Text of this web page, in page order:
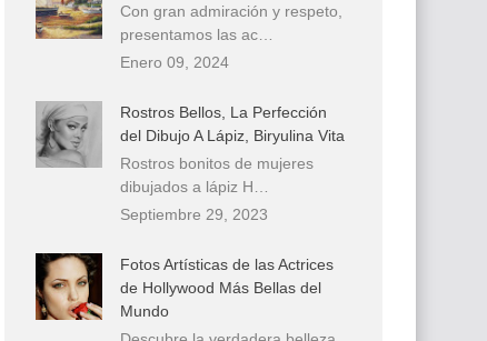
Con gran admiración y respeto,
presentamos las ac…
Enero 09, 2024
Rostros Bellos, La Perfección
del Dibujo A Lápiz, Biryulina Vita
Rostros bonitos de mujeres
dibujados a lápiz H…
Septiembre 29, 2023
Fotos Artísticas de las Actrices
de Hollywood Más Bellas del
Mundo